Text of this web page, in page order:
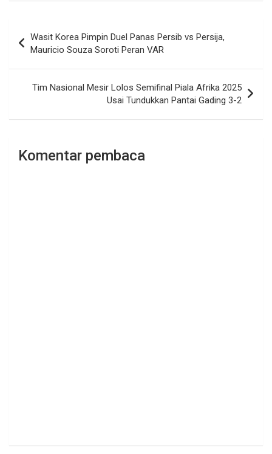
pos
Wasit Korea Pimpin Duel Panas Persib vs Persija,
Mauricio Souza Soroti Peran VAR
Tim Nasional Mesir Lolos Semifinal Piala Afrika 2025
Usai Tundukkan Pantai Gading 3-2
Komentar pembaca